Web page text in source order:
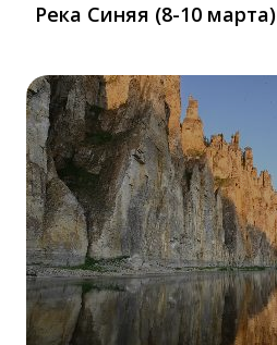
Река Синяя (8-10 марта)